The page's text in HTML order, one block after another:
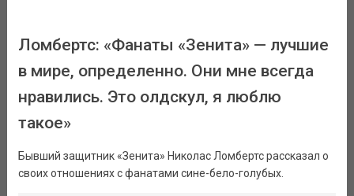
Ломбертс: «Фанаты «Зенита» — лучшие
в мире, определенно. Они мне всегда
нравились. Это олдскул, я люблю
такое»
Бывший защитник «Зенита» Николас Ломбертс рассказал о
своих отношениях с фанатами сине-бело-голубых.